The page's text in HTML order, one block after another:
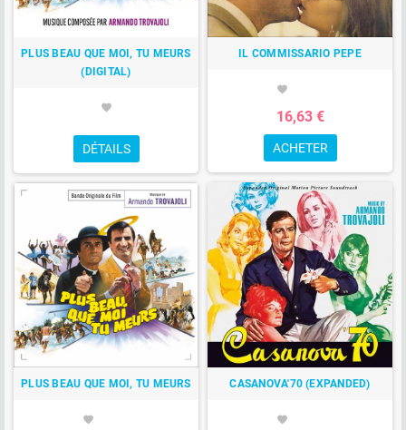
PLUS BEAU QUE MOI, TU MEURS
(DIGITAL)
favorite
DÉTAILS
IL COMMISSARIO PEPE
favorite
16,63 €
ACHETER
PLUS BEAU QUE MOI, TU MEURS
favorite
CASANOVA'70 (EXPANDED)
favorite